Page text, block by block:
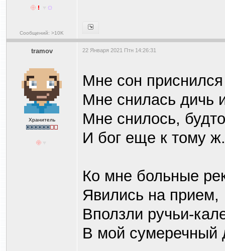
Сообщений: >10K
tramov
Хранитель
22 Января 2021 Птн 14:26:31
Мне сон
Мне снилась дичь
Мне снилось,
И бог еще к тому ж.
Ко мне больные
Явились на прием,
Вползли ручьи-
В мой сумеречный